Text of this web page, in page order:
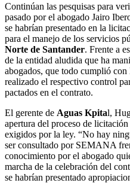
Continúan las pesquisas para
pasado por el abogado Jairo
se habrían presentado en la
para el manejo de los servicios
Norte de Santander. Frente a
de la entidad aludida que ha
abogados, que todo cumplió
realizado el respectivo control
pactados en el contrato.
El gerente de Aguas Kpital,
apertura del proceso de
exigidos por la ley. “No hay
ser consultado por SEMANA
conocimiento por el abogado
marcha de la celebración del
se habrían presentado